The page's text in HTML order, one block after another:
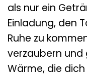
als nur ein
Einladung, den
Ruhe zu
verzaubern
Wärme, die